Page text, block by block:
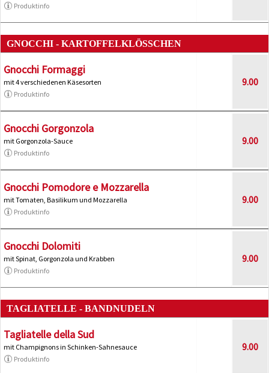
Produktinfo
GNOCCHI - KARTOFFELKLÖSSCHEN
Gnocchi Formaggi
mit 4 verschiedenen Käsesorten
Produktinfo
9.00
Gnocchi Gorgonzola
mit Gorgonzola-Sauce
Produktinfo
9.00
Gnocchi Pomodore e Mozzarella
mit Tomaten, Basilikum und Mozzarella
Produktinfo
9.00
Gnocchi Dolomiti
mit Spinat, Gorgonzola und Krabben
Produktinfo
9.00
TAGLIATELLE - BANDNUDELN
Tagliatelle della Sud
mit Champignons in Schinken-Sahnesauce
Produktinfo
9.00